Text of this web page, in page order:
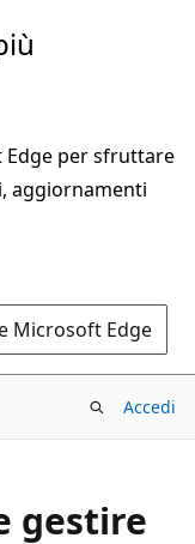
Edge per sfruttare
aggiornamenti
Microsoft Edge
Accedi
gestire